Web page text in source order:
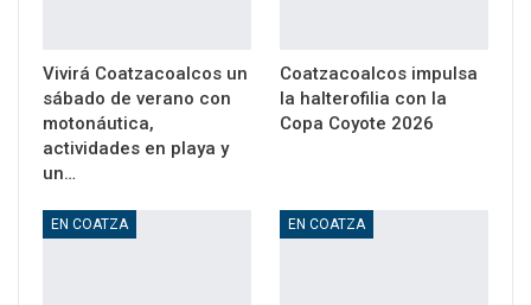
Vivirá Coatzacoalcos un
sábado de verano con
motonáutica,
actividades en playa y
un…
Coatzacoalcos impulsa
la halterofilia con la
Copa Coyote 2026
EN COATZA EN COATZA